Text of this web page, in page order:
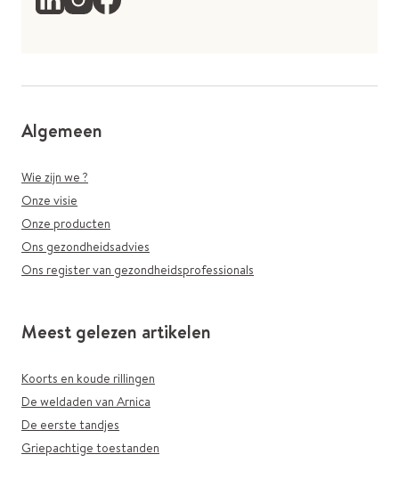
Algemeen
Wie zijn we ?
Onze visie
Onze producten
Ons gezondheidsadvies
Ons register van gezondheidsprofessionals
Meest gelezen artikelen
Koorts en koude rillingen
De weldaden van Arnica
De eerste tandjes
Griepachtige toestanden